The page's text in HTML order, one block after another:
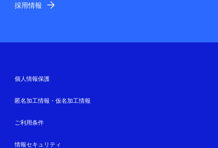
採用情報
個人情報保護
匿名加工情報・仮名加工情報
ご利用条件
情報セキュリティ